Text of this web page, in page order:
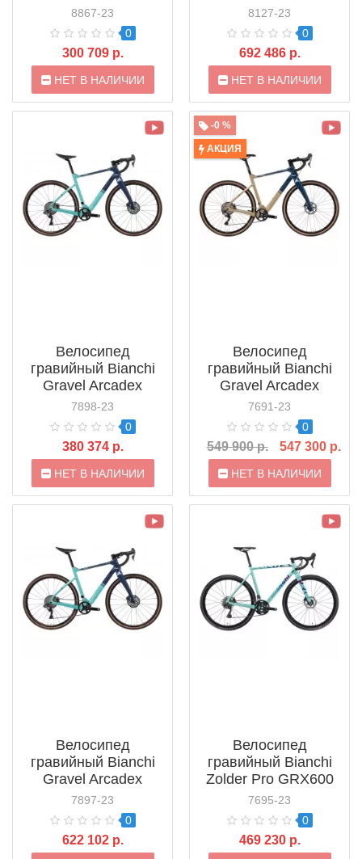
(2023)
8867-23
0
300 709 р.
НЕТ В НАЛИЧИИ
(2022)
8127-23
0
692 486 р.
НЕТ В НАЛИЧИИ
Велосипед
гравийный Bianchi
Gravel Arcadex
GRX600 (2021)
7898-23
0
380 374 р.
НЕТ В НАЛИЧИИ
-0 %
АКЦИЯ
Велосипед
гравийный Bianchi
Gravel Arcadex
GRX810 Di2 (2021)
7691-23
0
549 900 р. 547 300 р.
НЕТ В НАЛИЧИИ
Велосипед
гравийный Bianchi
Gravel Arcadex
GRX815 Di2 (2021)
7897-23
0
622 102 р.
Велосипед
гравийный Bianchi
Zolder Pro GRX600
CP Disc (2021)
7695-23
0
469 230 р.